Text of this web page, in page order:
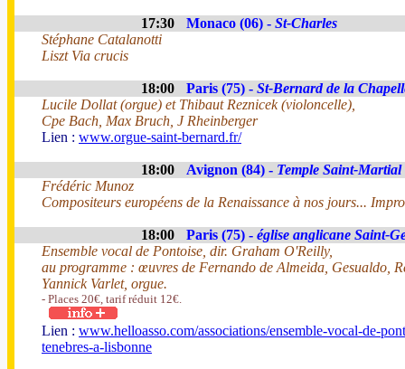
17:30 Monaco (06) - St-Charles
Stéphane Catalanotti
Liszt Via crucis
18:00 Paris (75) - St-Bernard de la
Lucile Dollat (orgue) et Thibaut Reznicek (violoncelle),
Cpe Bach, Max Bruch, J Rheinberger
Lien : www.orgue-saint-bernard.fr/
18:00 Avignon (84) - Temple Saint-Martial
Frédéric Munoz
Compositeurs européens de la Renaissance à nos jours...
18:00 Paris (75) - église anglicane Saint-
Ensemble vocal de Pontoise, dir. Graham O'Reilly,
au programme : œuvres de Fernando de Almeida, Gesualdo,
Yannick Varlet, orgue.
- Places 20€, tarif réduit 12€.
Lien : www.helloasso.com/associations/ensemble-vocal-de-
tenebres-a-lisbonne